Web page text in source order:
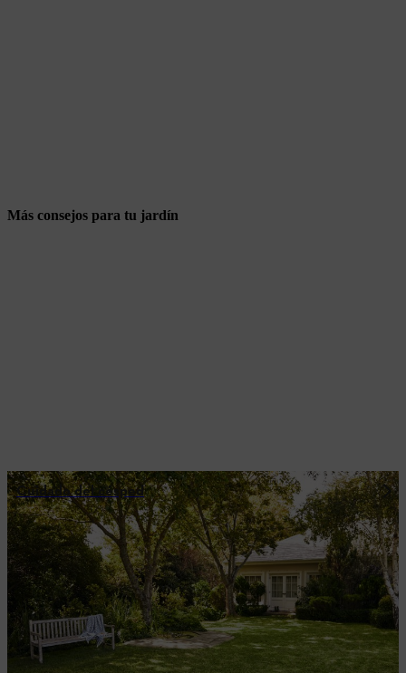
Más consejos para tu jardín
Cuidado del césped